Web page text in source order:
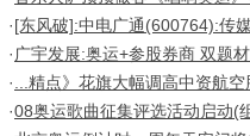
·[东风破]:中电广通(600764):传
· 广宇发展:奥运+参股券商 双题
·
...精点》花旗大幅调高中资航空
·08奥运歌曲征集评选活动启动(